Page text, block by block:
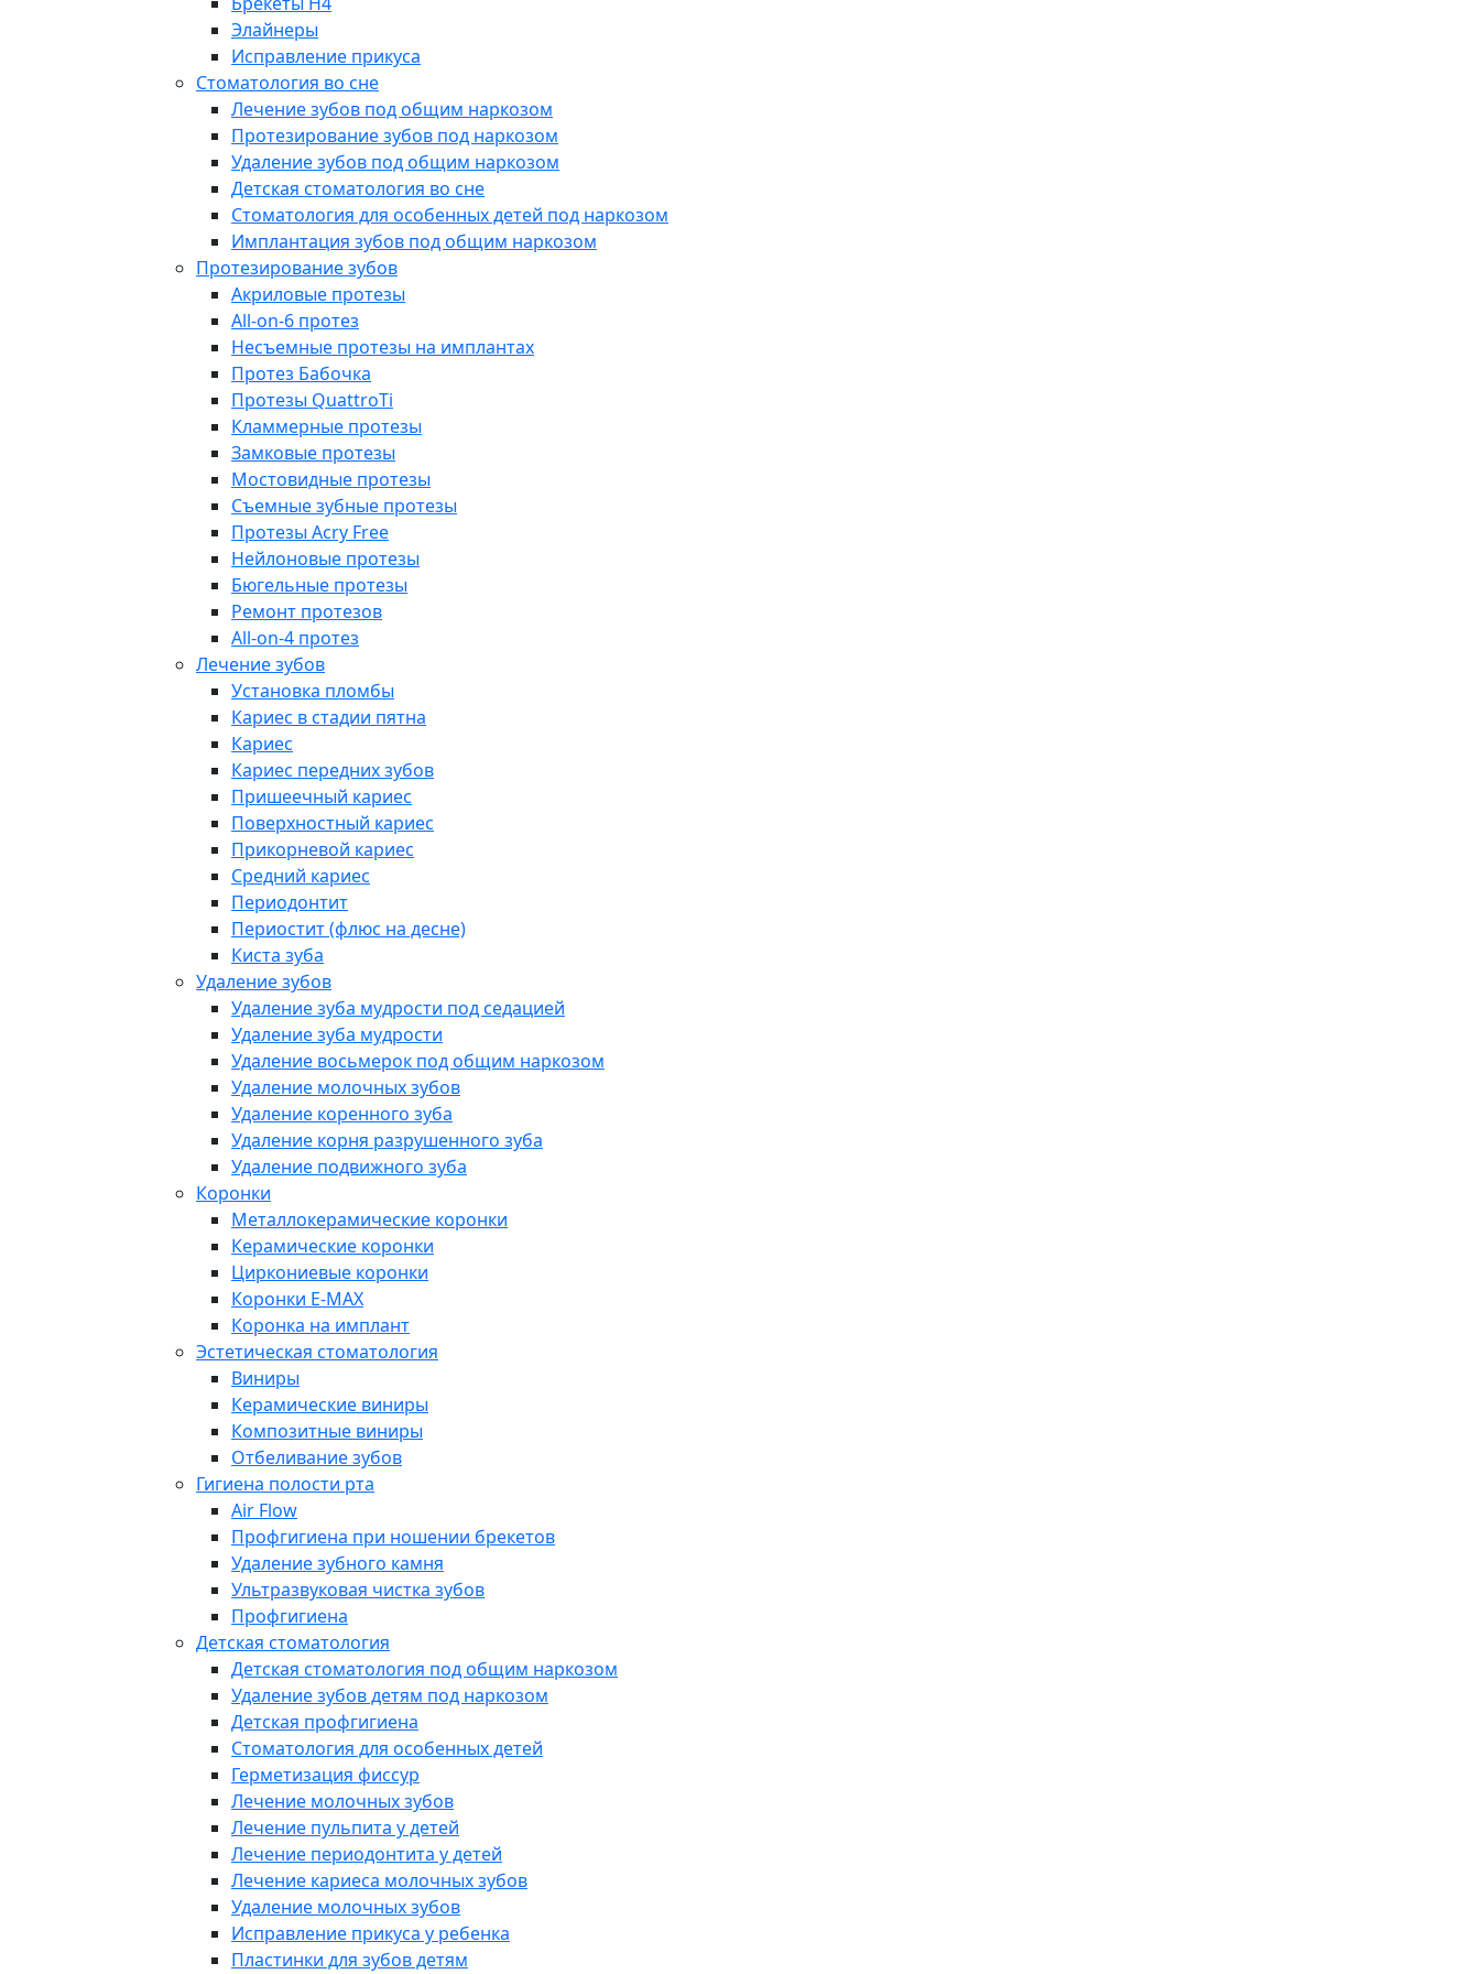
Элайнеры
Исправление прикуса
Стоматология во сне
Лечение зубов под общим наркозом
Протезирование зубов под наркозом
Удаление зубов под общим наркозом
Детская стоматология во сне
Стоматология для особенных детей под наркозом
Имплантация зубов под общим наркозом
Протезирование зубов
Акриловые протезы
All-on-6 протез
Несъемные протезы на имплантах
Протез Бабочка
Протезы QuattroTi
Кламмерные протезы
Замковые протезы
Мостовидные протезы
Съемные зубные протезы
Протезы Acry Free
Нейлоновые протезы
Бюгельные протезы
Ремонт протезов
All-on-4 протез
Лечение зубов
Установка пломбы
Кариес в стадии пятна
Кариес
Кариес передних зубов
Пришеечный кариес
Поверхностный кариес
Прикорневой кариес
Средний кариес
Периодонтит
Периостит (флюс на десне)
Киста зуба
Удаление зубов
Удаление зуба мудрости под седацией
Удаление зуба мудрости
Удаление восьмерок под общим наркозом
Удаление молочных зубов
Удаление коренного зуба
Удаление корня разрушенного зуба
Удаление подвижного зуба
Коронки
Металлокерамические коронки
Керамические коронки
Циркониевые коронки
Коронки E-MAX
Коронка на имплант
Эстетическая стоматология
Виниры
Керамические виниры
Композитные виниры
Отбеливание зубов
Гигиена полости рта
Air Flow
Профгигиена при ношении брекетов
Удаление зубного камня
Ультразвуковая чистка зубов
Профгигиена
Детская стоматология
Детская стоматология под общим наркозом
Удаление зубов детям под наркозом
Детская профгигиена
Стоматология для особенных детей
Герметизация фиссур
Лечение молочных зубов
Лечение пульпита у детей
Лечение периодонтита у детей
Лечение кариеса молочных зубов
Удаление молочных зубов
Исправление прикуса у ребенка
Пластинки для зубов детям